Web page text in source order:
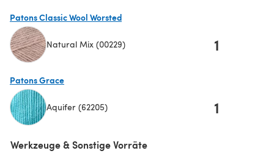
Patons Classic Wool Worsted
Natural Mix (00229) 1
Patons Grace
Aquifer (62205) 1
Werkzeuge & Sonstige Vorräte